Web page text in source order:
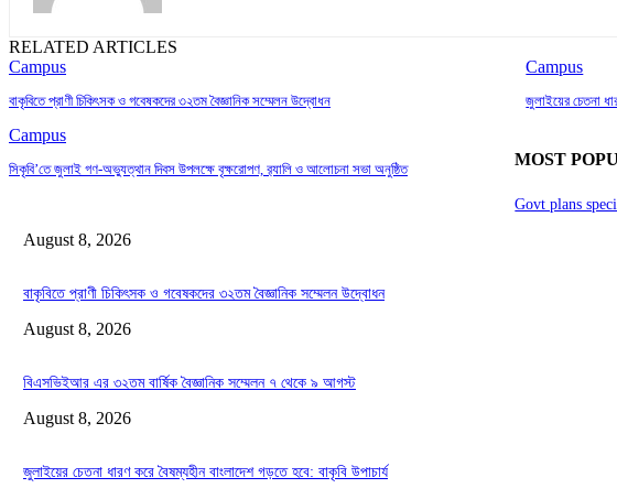
RELATED ARTICLES
Campus
বাকৃবিতে প্রাণী চিকিৎসক ও গবেষকদের ৩২তম বৈজ্ঞানিক সম্মেলন উদ্বোধন
Campus
জুলাইয়ের চেতনা
Campus
সিকৃবি’তে জুলাই গণ-অভ্যুত্থান দিবস উপলক্ষে বৃক্ষরোপণ, র‍্যালি ও আলোচনা সভা অনুষ্ঠিত
MOST
Govt plans
August 8, 2026
বাকৃবিতে প্রাণী চিকিৎসক ও গবেষকদের ৩২তম বৈজ্ঞানিক সম্মেলন উদ্বোধন
August 8, 2026
বিএসভিইআর এর ৩২তম বার্ষিক বৈজ্ঞানিক সম্মেলন ৭ থেকে ৯ আগস্ট
August 8, 2026
জুলাইয়ের চেতনা ধারণ করে বৈষম্যহীন বাংলাদেশ গড়তে হবে: বাকৃবি উপাচার্য